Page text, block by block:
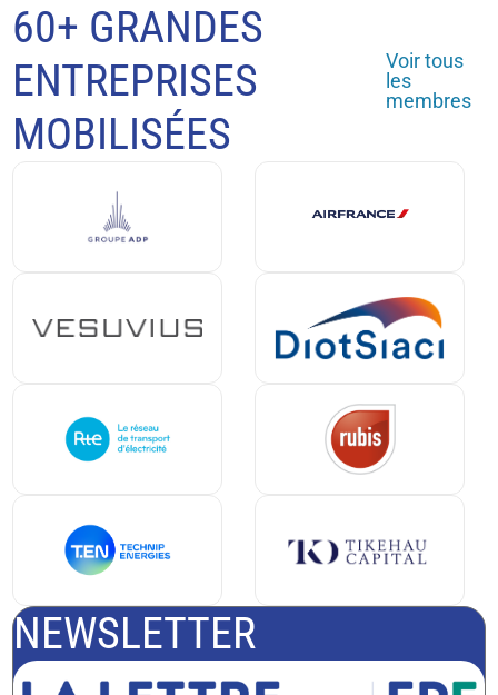
60+ GRANDES
ENTREPRISES
MOBILISÉES
Voir tous
les
membres
NEWSLETTER